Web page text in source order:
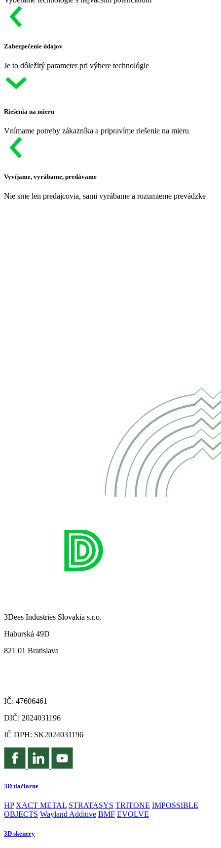
Zabezpečenie údajov
Je to dôležitý parameter pri výbere technológie
Riešenia na mieru
Vnímame potreby zákazníka a pripravíme riešenie na mieru
Vyvíjame, vyrábame, predávame
Nie sme len predajcovia, sami vyrábame a rozumieme prevádzke
3Dees Industries Slovakia s.r.o.
Haburská 49D
821 01 Bratislava
IČ: 47606461
DIČ: 2024031196
IČ DPH: SK2024031196
3D tlačiarne
HP XACT METAL STRATASYS TRITONE IMPOSSIBLE
OBJECTS Wayland Additive BMF EVOLVE
3D skenery